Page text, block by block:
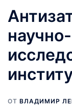
научно-
ОТ ВЛАДИМИР